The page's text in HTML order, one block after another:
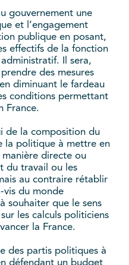
gouvernement une
et l’engagement
publique en posant,
effectifs de la fonction
Il sera,
des mesures
diminuant le fardeau
conditions permettant
France.
de la composition du
la politique à mettre en
directe ou
du travail ou les
au contraire rétablir
vis du monde
souhaiter que le sens
les calculs politiciens
la France.
des partis politiques à
défendant un budget